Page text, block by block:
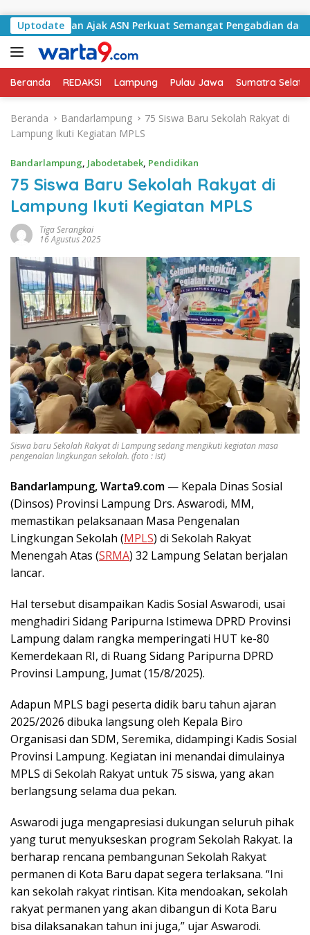
Uptodate
Selatan Ajak ASN Perkuat Semangat Pengabdian dan
Beranda REDAKSI Lampung Pulau Jawa Sumatra
Beranda Bandarlampung
75 Siswa Baru Sekolah Rakyat di
Lampung Ikuti Kegiatan MPLS
Bandarlampung, Jabodetabek, Pendidikan
75 Siswa Baru Sekolah Rakyat di
Lampung Ikuti Kegiatan MPLS
Tiga Serangkai
16 Agustus 2025
Siswa baru Sekolah Rakyat di Lampung sedang mengikuti kegiatan masa
pengenalan lingkungan sekolah. (foto : ist)
Bandarlampung, Warta9.com — Kepala Dinas Sosial
(Dinsos) Provinsi Lampung Drs. Aswarodi, MM,
memastikan pelaksanaan Masa Pengenalan
Lingkungan Sekolah (MPLS) di Sekolah Rakyat
Menengah Atas (SRMA) 32 Lampung Selatan berjalan
lancar.
Hal tersebut disampaikan Kadis Sosial Aswarodi, usai
menghadiri Sidang Paripurna Istimewa DPRD Provinsi
Lampung dalam rangka memperingati HUT ke-80
Kemerdekaan RI, di Ruang Sidang Paripurna DPRD
Provinsi Lampung, Jumat (15/8/2025).
Adapun MPLS bagi peserta didik baru tahun ajaran
2025/2026 dibuka langsung oleh Kepala Biro
Organisasi dan SDM, Seremika, didampingi Kadis Sosial
Provinsi Lampung. Kegiatan ini menandai dimulainya
MPLS di Sekolah Rakyat untuk 75 siswa, yang akan
berlangsung selama dua pekan.
Aswarodi juga mengapresiasi dukungan seluruh pihak
yang turut menyukseskan program Sekolah Rakyat. Ia
berharap rencana pembangunan Sekolah Rakyat
permanen di Kota Baru dapat segera terlaksana. “Ini
kan sekolah rakyat rintisan. Kita mendoakan, sekolah
rakyat permanen yang akan dibangun di Kota Baru
bisa dilaksanakan tahun ini juga,” ujar Aswarodi.